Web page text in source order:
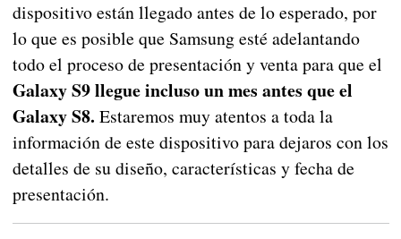
dispositivo están llegado antes de lo esperado, por
lo que es posible que Samsung esté adelantando
todo el proceso de presentación y venta para que el
Galaxy S9 llegue incluso un mes antes que el
Galaxy S8. Estaremos muy atentos a toda la
información de este dispositivo para dejaros con los
detalles de su diseño, características y fecha de
presentación.